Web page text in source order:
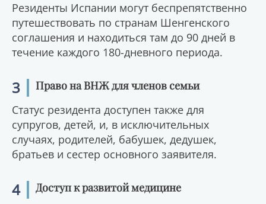
Резиденты Испании могут беспрепятственно
путешествовать по странам Шенгенского
соглашения и находиться там до 90 дней в
течение каждого 180-дневного периода.
3
Право на ВНЖ для членов семьи
Статус резидента доступен также для
супругов, детей, и, в исключительных
случаях, родителей, бабушек, дедушек,
братьев и сестер основного заявителя.
4
Доступ к развитой медицине